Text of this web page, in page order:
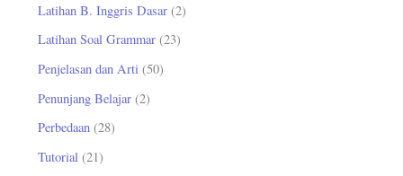
Latihan B. Inggris Dasar (2)
Latihan Soal Grammar (23)
Penjelasan dan Arti (50)
Penunjang Belajar (2)
Perbedaan (28)
Tutorial (21)